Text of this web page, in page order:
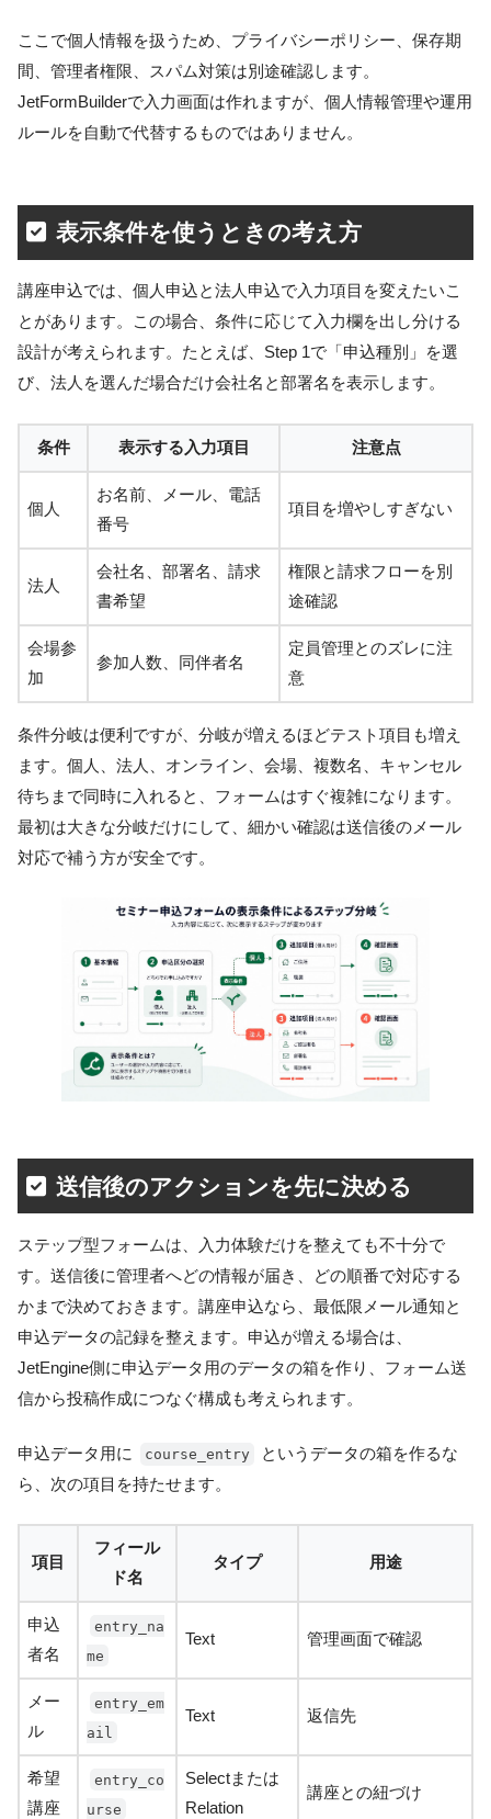
ここで個人情報を扱うため、プライバシーポリシー、保存期
間、管理者権限、スパム対策は別途確認します。
JetFormBuilderで入力画面は作れますが、個人情報管理や運用
ルールを自動で代替するものではありません。
表示条件を使うときの考え方
講座申込では、個人申込と法人申込で入力項目を変えたいこ
とがあります。この場合、条件に応じて入力欄を出し分ける
設計が考えられます。たとえば、Step 1で「申込種別」を選
び、法人を選んだ場合だけ会社名と部署名を表示します。
条件 表示する入力項目 注意点
個人
お名前、メール、電話
番号
項目を増やしすぎない
法人
会社名、部署名、請求
書希望
権限と請求フローを別
途確認
会場参
加
参加人数、同伴者名
定員管理とのズレに注
意
条件分岐は便利ですが、分岐が増えるほどテスト項目も増え
ます。個人、法人、オンライン、会場、複数名、キャンセル
待ちまで同時に入れると、フォームはすぐ複雑になります。
最初は大きな分岐だけにして、細かい確認は送信後のメール
対応で補う方が安全です。
送信後のアクションを先に決める
ステップ型フォームは、入力体験だけを整えても不十分で
す。送信後に管理者へどの情報が届き、どの順番で対応する
かまで決めておきます。講座申込なら、最低限メール通知と
申込データの記録を整えます。申込が増える場合は、
JetEngine側に申込データ用のデータの箱を作り、フォーム送
信から投稿作成につなぐ構成も考えられます。
申込データ用に course_entry
というデータの箱を作るな
ら、次の項目を持たせます。
項目
フィール
ド名
タイプ 用途
申込
者名
entry_na
me
Text 管理画面で確認
メー
ル
entry_em
ail
Text 返信先
希望
講座
entry_co
urse
Selectまたは
Relation
講座との紐づけ